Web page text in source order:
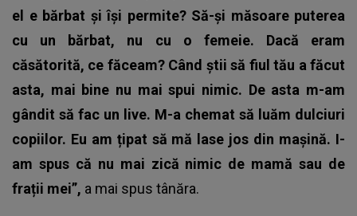
el e bărbat și își permite? Să-și măsoare puterea
cu un bărbat, nu cu o femeie. Dacă eram
căsătorită, ce făceam? Când știi să fiul tău a făcut
asta, mai bine nu mai spui nimic. De asta m-am
gândit să fac un live. M-a chemat să luăm dulciuri
copiilor. Eu am țipat să mă lase jos din mașină. I-
am spus că nu mai zică nimic de mamă sau de
frații mei”, a mai spus tânăra.